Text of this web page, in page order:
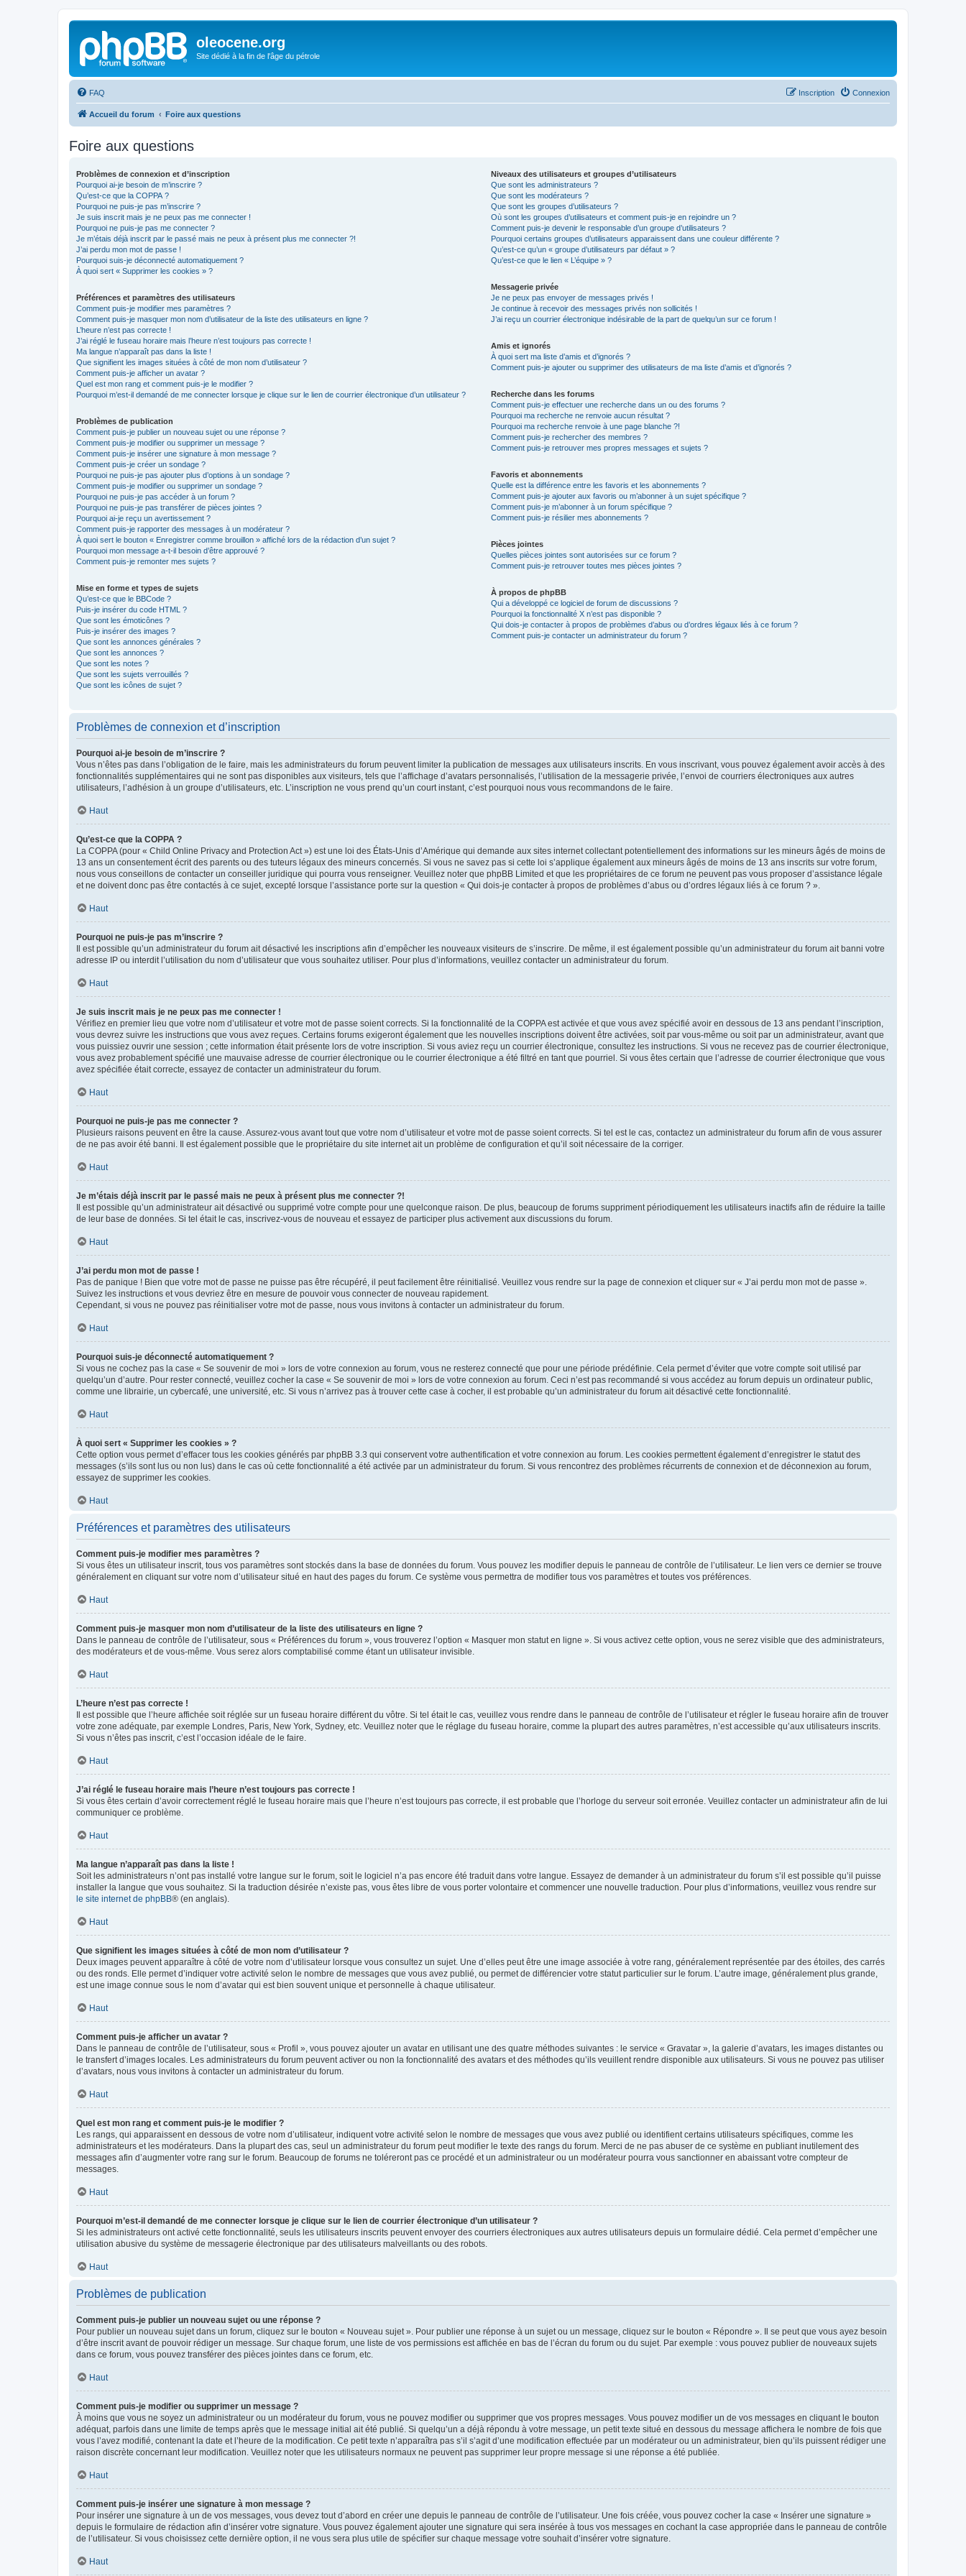
oleocene.org
Site dédié à la fin de l'âge du pétrole
FAQ Connexion
Inscription
Accueil du forum Foire aux questions
Foire aux questions
Problèmes de connexion et d’inscription
Pourquoi ai-je besoin de m’inscrire ?
Qu’est-ce que la COPPA ?
Pourquoi ne puis-je pas m’inscrire ?
Je suis inscrit mais je ne peux pas me connecter !
Pourquoi ne puis-je pas me connecter ?
Je m’étais déjà inscrit par le passé mais ne peux à présent plus me connecter ?!
J’ai perdu mon mot de passe !
Pourquoi suis-je déconnecté automatiquement ?
À quoi sert « Supprimer les cookies » ?
Préférences et paramètres des utilisateurs
Comment puis-je modifier mes paramètres ?
Comment puis-je masquer mon nom d’utilisateur de la liste des utilisateurs en ligne ?
L’heure n’est pas correcte !
J’ai réglé le fuseau horaire mais l’heure n’est toujours pas correcte !
Ma langue n’apparaît pas dans la liste !
Que signifient les images situées à côté de mon nom d’utilisateur ?
Comment puis-je afficher un avatar ?
Quel est mon rang et comment puis-je le modifier ?
Pourquoi m’est-il demandé de me connecter lorsque je clique sur le lien de courrier électronique d’un utilisateur ?
Problèmes de publication
Comment puis-je publier un nouveau sujet ou une réponse ?
Comment puis-je modifier ou supprimer un message ?
Comment puis-je insérer une signature à mon message ?
Comment puis-je créer un sondage ?
Pourquoi ne puis-je pas ajouter plus d’options à un sondage ?
Comment puis-je modifier ou supprimer un sondage ?
Pourquoi ne puis-je pas accéder à un forum ?
Pourquoi ne puis-je pas transférer de pièces jointes ?
Pourquoi ai-je reçu un avertissement ?
Comment puis-je rapporter des messages à un modérateur ?
À quoi sert le bouton « Enregistrer comme brouillon » affiché lors de la rédaction d’un sujet ?
Pourquoi mon message a-t-il besoin d’être approuvé ?
Comment puis-je remonter mes sujets ?
Mise en forme et types de sujets
Qu’est-ce que le BBCode ?
Puis-je insérer du code HTML ?
Que sont les émoticônes ?
Puis-je insérer des images ?
Que sont les annonces générales ?
Que sont les annonces ?
Que sont les notes ?
Que sont les sujets verrouillés ?
Que sont les icônes de sujet ?
Niveaux des utilisateurs et groupes d’utilisateurs
Que sont les administrateurs ?
Que sont les modérateurs ?
Que sont les groupes d’utilisateurs ?
Où sont les groupes d’utilisateurs et comment puis-je en rejoindre un ?
Comment puis-je devenir le responsable d’un groupe d’utilisateurs ?
Pourquoi certains groupes d’utilisateurs apparaissent dans une couleur différente ?
Qu’est-ce qu’un « groupe d’utilisateurs par défaut » ?
Qu’est-ce que le lien « L’équipe » ?
Messagerie privée
Je ne peux pas envoyer de messages privés !
Je continue à recevoir des messages privés non sollicités !
J’ai reçu un courrier électronique indésirable de la part de quelqu’un sur ce forum !
Amis et ignorés
À quoi sert ma liste d’amis et d’ignorés ?
Comment puis-je ajouter ou supprimer des utilisateurs de ma liste d’amis et d’ignorés ?
Recherche dans les forums
Comment puis-je effectuer une recherche dans un ou des forums ?
Pourquoi ma recherche ne renvoie aucun résultat ?
Pourquoi ma recherche renvoie à une page blanche ?!
Comment puis-je rechercher des membres ?
Comment puis-je retrouver mes propres messages et sujets ?
Favoris et abonnements
Quelle est la différence entre les favoris et les abonnements ?
Comment puis-je ajouter aux favoris ou m’abonner à un sujet spécifique ?
Comment puis-je m’abonner à un forum spécifique ?
Comment puis-je résilier mes abonnements ?
Pièces jointes
Quelles pièces jointes sont autorisées sur ce forum ?
Comment puis-je retrouver toutes mes pièces jointes ?
À propos de phpBB
Qui a développé ce logiciel de forum de discussions ?
Pourquoi la fonctionnalité X n’est pas disponible ?
Qui dois-je contacter à propos de problèmes d’abus ou d’ordres légaux liés à ce forum ?
Comment puis-je contacter un administrateur du forum ?
Problèmes de connexion et d’inscription
Pourquoi ai-je besoin de m’inscrire ?
Vous n’êtes pas dans l’obligation de le faire, mais les administrateurs du forum peuvent limiter la publication de messages aux utilisateurs inscrits. En vous inscrivant, vous pouvez également avoir accès à des
fonctionnalités supplémentaires qui ne sont pas disponibles aux visiteurs, tels que l’affichage d’avatars personnalisés, l’utilisation de la messagerie privée, l’envoi de courriers électroniques aux autres
utilisateurs, l’adhésion à un groupe d’utilisateurs, etc. L’inscription ne vous prend qu’un court instant, c’est pourquoi nous vous recommandons de le faire.
Haut
Qu’est-ce que la COPPA ?
La COPPA (pour « Child Online Privacy and Protection Act ») est une loi des États-Unis d’Amérique qui demande aux sites internet collectant potentiellement des informations sur les mineurs âgés de moins de
13 ans un consentement écrit des parents ou des tuteurs légaux des mineurs concernés. Si vous ne savez pas si cette loi s’applique également aux mineurs âgés de moins de 13 ans inscrits sur votre forum,
nous vous conseillons de contacter un conseiller juridique qui pourra vous renseigner. Veuillez noter que phpBB Limited et que les propriétaires de ce forum ne peuvent pas vous proposer d’assistance légale
et ne doivent donc pas être contactés à ce sujet, excepté lorsque l’assistance porte sur la question « Qui dois-je contacter à propos de problèmes d’abus ou d’ordres légaux liés à ce forum ? ».
Haut
Pourquoi ne puis-je pas m’inscrire ?
Il est possible qu’un administrateur du forum ait désactivé les inscriptions afin d’empêcher les nouveaux visiteurs de s’inscrire. De même, il est également possible qu’un administrateur du forum ait banni votre
adresse IP ou interdit l’utilisation du nom d’utilisateur que vous souhaitez utiliser. Pour plus d’informations, veuillez contacter un administrateur du forum.
Haut
Je suis inscrit mais je ne peux pas me connecter !
Vérifiez en premier lieu que votre nom d’utilisateur et votre mot de passe soient corrects. Si la fonctionnalité de la COPPA est activée et que vous avez spécifié avoir en dessous de 13 ans pendant l’inscription,
vous devrez suivre les instructions que vous avez reçues. Certains forums exigeront également que les nouvelles inscriptions doivent être activées, soit par vous-même ou soit par un administrateur, avant que
vous puissiez ouvrir une session ; cette information était présente lors de votre inscription. Si vous aviez reçu un courrier électronique, consultez les instructions. Si vous ne recevez pas de courrier électronique,
vous avez probablement spécifié une mauvaise adresse de courrier électronique ou le courrier électronique a été filtré en tant que pourriel. Si vous êtes certain que l’adresse de courrier électronique que vous
avez spécifiée était correcte, essayez de contacter un administrateur du forum.
Haut
Pourquoi ne puis-je pas me connecter ?
Plusieurs raisons peuvent en être la cause. Assurez-vous avant tout que votre nom d’utilisateur et votre mot de passe soient corrects. Si tel est le cas, contactez un administrateur du forum afin de vous assurer
de ne pas avoir été banni. Il est également possible que le propriétaire du site internet ait un problème de configuration et qu’il soit nécessaire de la corriger.
Haut
Je m’étais déjà inscrit par le passé mais ne peux à présent plus me connecter ?!
Il est possible qu’un administrateur ait désactivé ou supprimé votre compte pour une quelconque raison. De plus, beaucoup de forums suppriment périodiquement les utilisateurs inactifs afin de réduire la taille
de leur base de données. Si tel était le cas, inscrivez-vous de nouveau et essayez de participer plus activement aux discussions du forum.
Haut
J’ai perdu mon mot de passe !
Pas de panique ! Bien que votre mot de passe ne puisse pas être récupéré, il peut facilement être réinitialisé. Veuillez vous rendre sur la page de connexion et cliquer sur « J’ai perdu mon mot de passe ».
Suivez les instructions et vous devriez être en mesure de pouvoir vous connecter de nouveau rapidement.
Cependant, si vous ne pouvez pas réinitialiser votre mot de passe, nous vous invitons à contacter un administrateur du forum.
Haut
Pourquoi suis-je déconnecté automatiquement ?
Si vous ne cochez pas la case « Se souvenir de moi » lors de votre connexion au forum, vous ne resterez connecté que pour une période prédéfinie. Cela permet d’éviter que votre compte soit utilisé par
quelqu’un d’autre. Pour rester connecté, veuillez cocher la case « Se souvenir de moi » lors de votre connexion au forum. Ceci n’est pas recommandé si vous accédez au forum depuis un ordinateur public,
comme une librairie, un cybercafé, une université, etc. Si vous n’arrivez pas à trouver cette case à cocher, il est probable qu’un administrateur du forum ait désactivé cette fonctionnalité.
Haut
À quoi sert « Supprimer les cookies » ?
Cette option vous permet d’effacer tous les cookies générés par phpBB 3.3 qui conservent votre authentification et votre connexion au forum. Les cookies permettent également d’enregistrer le statut des
messages (s’ils sont lus ou non lus) dans le cas où cette fonctionnalité a été activée par un administrateur du forum. Si vous rencontrez des problèmes récurrents de connexion et de déconnexion au forum,
essayez de supprimer les cookies.
Haut
Préférences et paramètres des utilisateurs
Comment puis-je modifier mes paramètres ?
Si vous êtes un utilisateur inscrit, tous vos paramètres sont stockés dans la base de données du forum. Vous pouvez les modifier depuis le panneau de contrôle de l’utilisateur. Le lien vers ce dernier se trouve
généralement en cliquant sur votre nom d’utilisateur situé en haut des pages du forum. Ce système vous permettra de modifier tous vos paramètres et toutes vos préférences.
Haut
Comment puis-je masquer mon nom d’utilisateur de la liste des utilisateurs en ligne ?
Dans le panneau de contrôle de l’utilisateur, sous « Préférences du forum », vous trouverez l’option « Masquer mon statut en ligne ». Si vous activez cette option, vous ne serez visible que des administrateurs,
des modérateurs et de vous-même. Vous serez alors comptabilisé comme étant un utilisateur invisible.
Haut
L’heure n’est pas correcte !
Il est possible que l’heure affichée soit réglée sur un fuseau horaire différent du vôtre. Si tel était le cas, veuillez vous rendre dans le panneau de contrôle de l’utilisateur et régler le fuseau horaire afin de trouver
votre zone adéquate, par exemple Londres, Paris, New York, Sydney, etc. Veuillez noter que le réglage du fuseau horaire, comme la plupart des autres paramètres, n’est accessible qu’aux utilisateurs inscrits.
Si vous n’êtes pas inscrit, c’est l’occasion idéale de le faire.
Haut
J’ai réglé le fuseau horaire mais l’heure n’est toujours pas correcte !
Si vous êtes certain d’avoir correctement réglé le fuseau horaire mais que l’heure n’est toujours pas correcte, il est probable que l’horloge du serveur soit erronée. Veuillez contacter un administrateur afin de lui
communiquer ce problème.
Haut
Ma langue n’apparaît pas dans la liste !
Soit les administrateurs n’ont pas installé votre langue sur le forum, soit le logiciel n’a pas encore été traduit dans votre langue. Essayez de demander à un administrateur du forum s’il est possible qu’il puisse
installer la langue que vous souhaitez. Si la traduction désirée n’existe pas, vous êtes libre de vous porter volontaire et commencer une nouvelle traduction. Pour plus d’informations, veuillez vous rendre sur
le site internet de phpBB® (en anglais).
Haut
Que signifient les images situées à côté de mon nom d’utilisateur ?
Deux images peuvent apparaître à côté de votre nom d’utilisateur lorsque vous consultez un sujet. Une d’elles peut être une image associée à votre rang, généralement représentée par des étoiles, des carrés
ou des ronds. Elle permet d’indiquer votre activité selon le nombre de messages que vous avez publié, ou permet de différencier votre statut particulier sur le forum. L’autre image, généralement plus grande,
est une image connue sous le nom d’avatar qui est bien souvent unique et personnelle à chaque utilisateur.
Haut
Comment puis-je afficher un avatar ?
Dans le panneau de contrôle de l’utilisateur, sous « Profil », vous pouvez ajouter un avatar en utilisant une des quatre méthodes suivantes : le service « Gravatar », la galerie d’avatars, les images distantes ou
le transfert d’images locales. Les administrateurs du forum peuvent activer ou non la fonctionnalité des avatars et des méthodes qu’ils veuillent rendre disponible aux utilisateurs. Si vous ne pouvez pas utiliser
d’avatars, nous vous invitons à contacter un administrateur du forum.
Haut
Quel est mon rang et comment puis-je le modifier ?
Les rangs, qui apparaissent en dessous de votre nom d’utilisateur, indiquent votre activité selon le nombre de messages que vous avez publié ou identifient certains utilisateurs spécifiques, comme les
administrateurs et les modérateurs. Dans la plupart des cas, seul un administrateur du forum peut modifier le texte des rangs du forum. Merci de ne pas abuser de ce système en publiant inutilement des
messages afin d’augmenter votre rang sur le forum. Beaucoup de forums ne toléreront pas ce procédé et un administrateur ou un modérateur pourra vous sanctionner en abaissant votre compteur de
messages.
Haut
Pourquoi m’est-il demandé de me connecter lorsque je clique sur le lien de courrier électronique d’un utilisateur ?
Si les administrateurs ont activé cette fonctionnalité, seuls les utilisateurs inscrits peuvent envoyer des courriers électroniques aux autres utilisateurs depuis un formulaire dédié. Cela permet d’empêcher une
utilisation abusive du système de messagerie électronique par des utilisateurs malveillants ou des robots.
Haut
Problèmes de publication
Comment puis-je publier un nouveau sujet ou une réponse ?
Pour publier un nouveau sujet dans un forum, cliquez sur le bouton « Nouveau sujet ». Pour publier une réponse à un sujet ou un message, cliquez sur le bouton « Répondre ». Il se peut que vous ayez besoin
d’être inscrit avant de pouvoir rédiger un message. Sur chaque forum, une liste de vos permissions est affichée en bas de l’écran du forum ou du sujet. Par exemple : vous pouvez publier de nouveaux sujets
dans ce forum, vous pouvez transférer des pièces jointes dans ce forum, etc.
Haut
Comment puis-je modifier ou supprimer un message ?
À moins que vous ne soyez un administrateur ou un modérateur du forum, vous ne pouvez modifier ou supprimer que vos propres messages. Vous pouvez modifier un de vos messages en cliquant le bouton
adéquat, parfois dans une limite de temps après que le message initial ait été publié. Si quelqu’un a déjà répondu à votre message, un petit texte situé en dessous du message affichera le nombre de fois que
vous l’avez modifié, contenant la date et l’heure de la modification. Ce petit texte n’apparaîtra pas s’il s’agit d’une modification effectuée par un modérateur ou un administrateur, bien qu’ils puissent rédiger une
raison discrète concernant leur modification. Veuillez noter que les utilisateurs normaux ne peuvent pas supprimer leur propre message si une réponse a été publiée.
Haut
Comment puis-je insérer une signature à mon message ?
Pour insérer une signature à un de vos messages, vous devez tout d’abord en créer une depuis le panneau de contrôle de l’utilisateur. Une fois créée, vous pouvez cocher la case « Insérer une signature »
depuis le formulaire de rédaction afin d’insérer votre signature. Vous pouvez également ajouter une signature qui sera insérée à tous vos messages en cochant la case appropriée dans le panneau de contrôle
de l’utilisateur. Si vous choisissez cette dernière option, il ne vous sera plus utile de spécifier sur chaque message votre souhait d’insérer votre signature.
Haut